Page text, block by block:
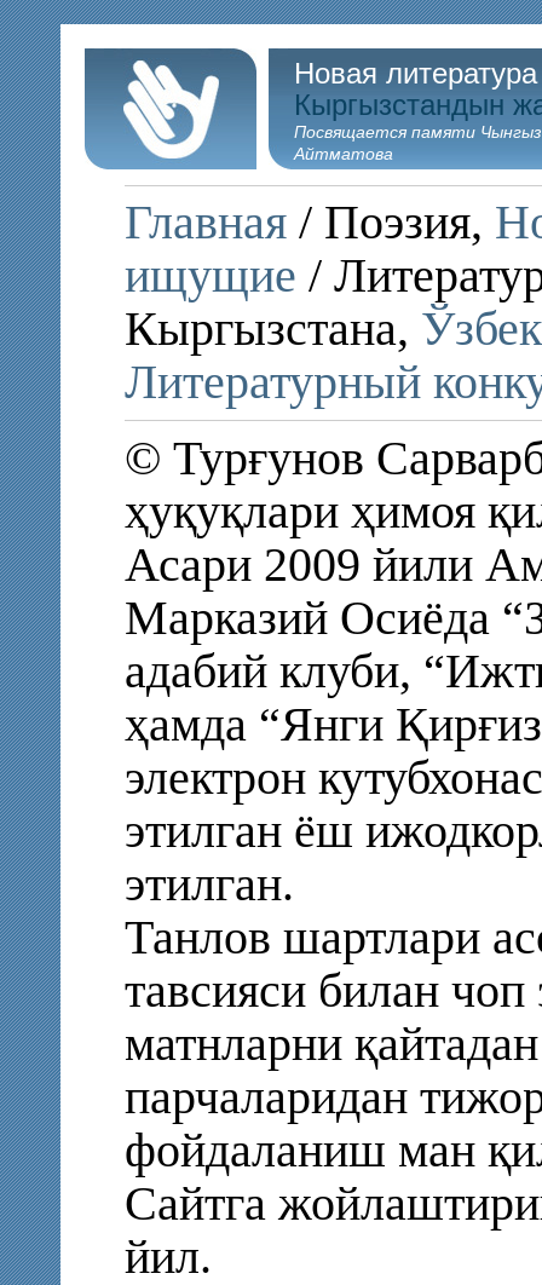
Новая
Кыргызстандын
Посвящается памяти
Айтматова
Главная / Поэзия,
ищущие /
Кыргызстана,
Литературный
© Турғунов
ҳуқуқлари ҳимоя
Асари 2009 йили
Марказий Осиёда
адабий клуби,
ҳамда “Янги
электрон
этилган ёш
этилган.
Танлов шартлари
тавсияси билан
матнларни
парчаларидан
фойдаланиш ман
Сайтга
йил.